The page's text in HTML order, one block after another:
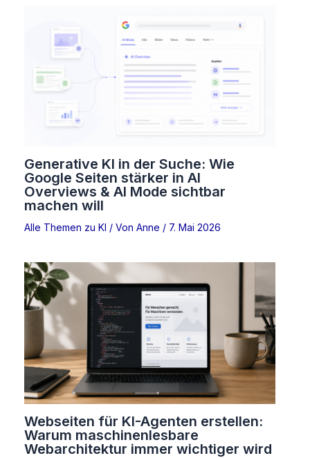
Generative KI in der Suche: Wie
Google Seiten stärker in AI
Overviews & AI Mode sichtbar
machen will
Alle Themen zu KI / Von Anne / 7. Mai 2026
Webseiten für KI-Agenten erstellen:
Warum maschinenlesbare
Webarchitektur immer wichtiger wird